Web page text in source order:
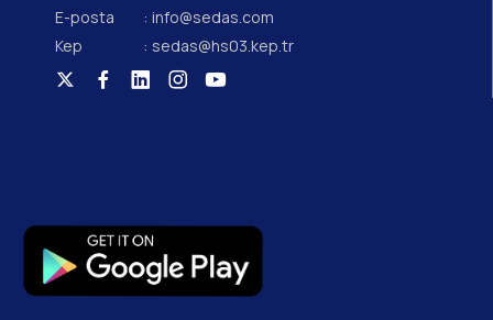
E-posta
: info@sedas.com
Kep
: sedas@hs03.kep.tr